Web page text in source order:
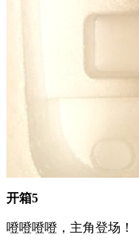
开箱5
噔噔噔噔，主角登场！